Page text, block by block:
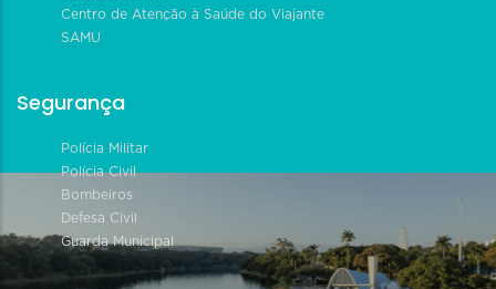
Centro de Atenção à Saúde do Viajante
SAMU
Segurança
Polícia Militar
Polícia Civil
Bombeiros
Defesa Civil
Guarda Municipal